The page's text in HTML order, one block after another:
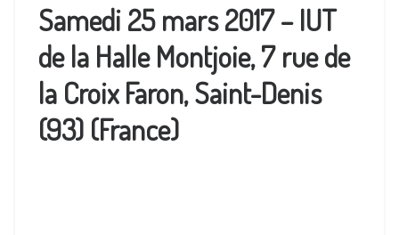
Samedi 25 mars 2017 – IUT
de la Halle Montjoie, 7 rue de
la Croix Faron, Saint-Denis
(93) (France)